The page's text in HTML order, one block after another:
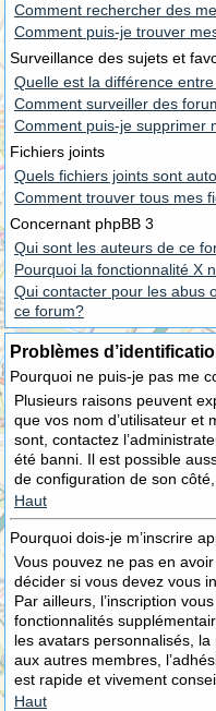
Comment rechercher des
Comment puis-je trouver
Surveillance des sujets et
Quelle est la différence
Comment surveiller des
Comment puis-je supprimer
Fichiers joints
Quels fichiers joints sont
Comment trouver tous mes
Concernant phpBB 3
Qui sont les auteurs de ce
Pourquoi la fonctionnalité X
Qui contacter pour les abus
ce forum?
Problèmes
Pourquoi ne puis-je pas me
Plusieurs raisons peuvent
que vos nom d’utilisateur et
sont, contactez
été banni. Il est possible
de configuration de son
Haut
Pourquoi dois-je m’inscrire
Vous pouvez ne pas en
décider si vous devez vous
Par ailleurs, l’inscription
fonctionnalités
les avatars personnalisés, la
aux autres membres,
est rapide et vivement
Haut